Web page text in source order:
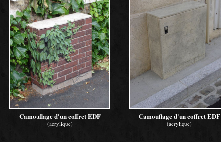
Camouflage d'un coffret EDF
(acrylique)
Camouflage d'un coffret EDF
(acrylique)